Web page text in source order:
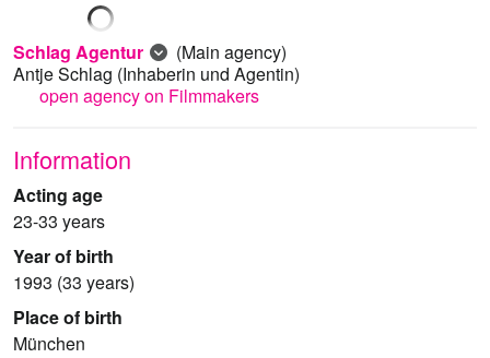
Schlag Agentur
(Main agency)
Antje Schlag (Inhaberin und Agentin)
open agency on Filmmakers
Information
Acting age
23-33 years
Year of birth
1993 (33 years)
Place of birth
München